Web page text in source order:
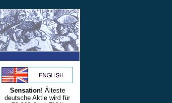
Sensation! Älteste
deutsche Aktie wird für